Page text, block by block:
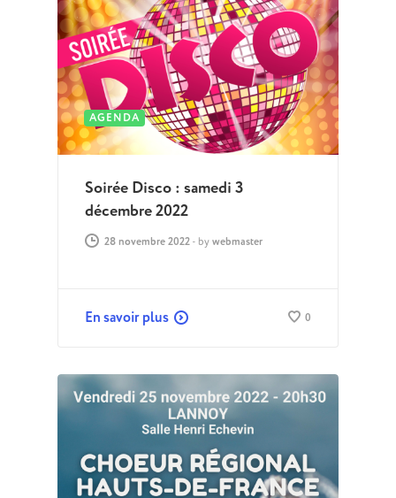
AGENDA
Soirée Disco : samedi 3
décembre 2022
28 novembre 2022- by webmaster
En savoir plus 0